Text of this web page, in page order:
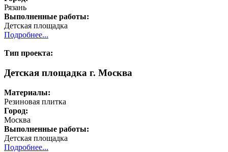
Рязань
Выполненные работы:
Детская площадка
Подробнее...
Тип проекта:
Детская площадка г. Москва
Материалы:
Резиновая плитка
Город:
Москва
Выполненные работы:
Детская площадка
Подробнее...